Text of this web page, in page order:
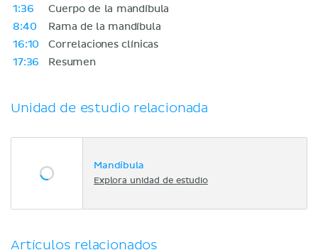
1:36
Cuerpo de la mandíbula
8:40
Rama de la mandíbula
16:10
Correlaciones clínicas
17:36
Resumen
Unidad de estudio relacionada
Mandíbula
Explora unidad de estudio
Artículos relacionados